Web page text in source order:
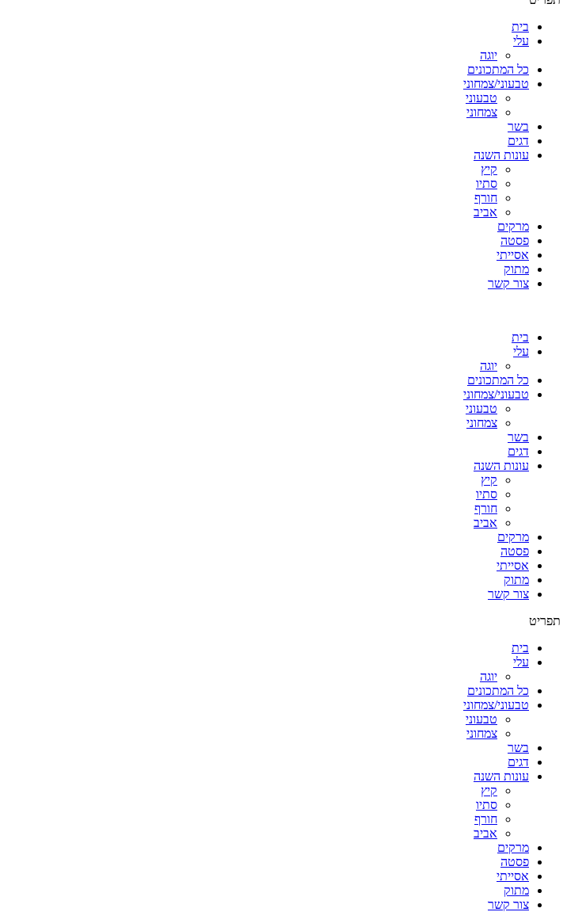
בית
עלי
יוגה
כל המתכונים
טבעוני/צמחוני
טבעוני
צמחוני
בשר
דגים
עונות השנה
קיץ
סתיו
חורף
אביב
מרקים
פסטה
אסייתי
מתוק
צור קשר
בית
עלי
יוגה
כל המתכונים
טבעוני/צמחוני
טבעוני
צמחוני
בשר
דגים
עונות השנה
קיץ
סתיו
חורף
אביב
מרקים
פסטה
אסייתי
מתוק
צור קשר
תפריט
בית
עלי
יוגה
כל המתכונים
טבעוני/צמחוני
טבעוני
צמחוני
בשר
דגים
עונות השנה
קיץ
סתיו
חורף
אביב
מרקים
פסטה
אסייתי
מתוק
צור קשר